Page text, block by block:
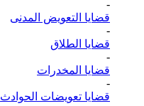
-
قضايا التعويض المدنى
-
قضايا الطلاق
-
قضايا المخدرات
-
قضايا تعويضات الحوادث